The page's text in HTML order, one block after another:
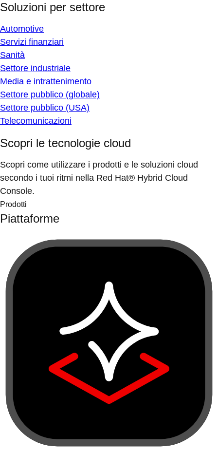
Soluzioni per settore
Automotive
Servizi finanziari
Sanità
Settore industriale
Media e intrattenimento
Settore pubblico (globale)
Settore pubblico (USA)
Telecomunicazioni
Scopri le tecnologie cloud
Scopri come utilizzare i prodotti e le soluzioni cloud
secondo i tuoi ritmi nella Red Hat® Hybrid Cloud
Console.
Prodotti
Piattaforme